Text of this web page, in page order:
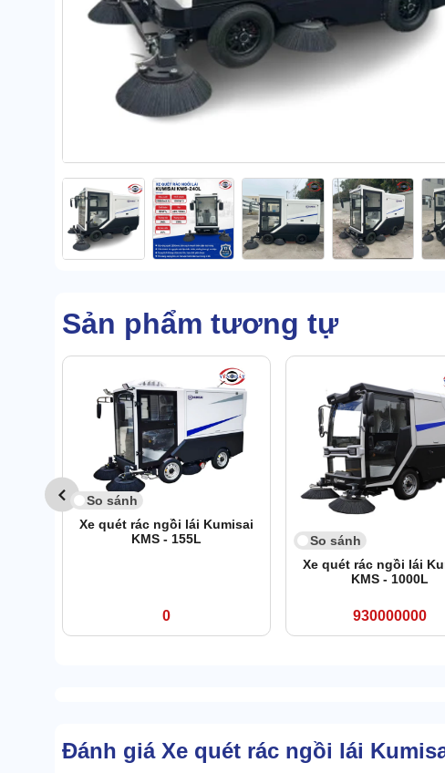
Sản phẩm tương tự
So sánh
Xe quét rác ngồi lái Kumisai
KMS - 155L
0
So sánh
Xe quét rác ngồi lái
KMS - 1000L
930000000
Đánh giá Xe quét rác ngồi lái